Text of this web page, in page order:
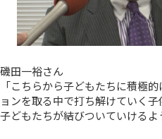
磯田一裕さん
「こちらから子どもたちに積極
ョンを取る中で打ち解けていく
子どもたちが結びついていけるよ